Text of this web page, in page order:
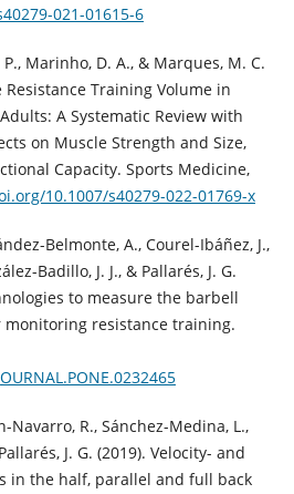
021-01615-6
Marinho, D. A., & Marques, M. C.
Training Volume in
A Systematic Review with
on Muscle Strength and Size,
Capacity. Sports Medicine,
10.1007/s40279-022-01769-x
Belmonte, A., Courel-Ibáñez, J.,
Badillo, J. J., & Pallarés, J. G.
to measure the barbell
resistance training.
Navarro, R., Sánchez-Medina, L.,
J. G. (2019). Velocity- and
in the half, parallel and full back